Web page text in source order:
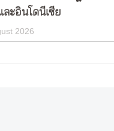
ละอินโดนีเซีย
2026